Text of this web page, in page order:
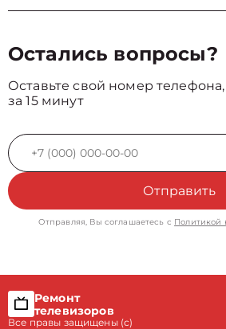
Остались вопросы?
Оставьте свой номер
за 15 минут
Отправить
Отправляя, Вы соглашаетесь с Политикой
Ремонт
телевизоров
Все правы защищены (с)